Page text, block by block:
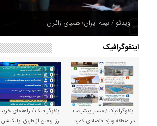
ویدئو / بیمه ایران؛ همپای زائران
اینفوگرافیک
اینفوگرافیک / مسیر پیشرفت
در منطقه ویژه اقتصادی لامرد
اینفوگرافیک / راهنمای خرید
ارز اربعین از طریق اپلیکیشن